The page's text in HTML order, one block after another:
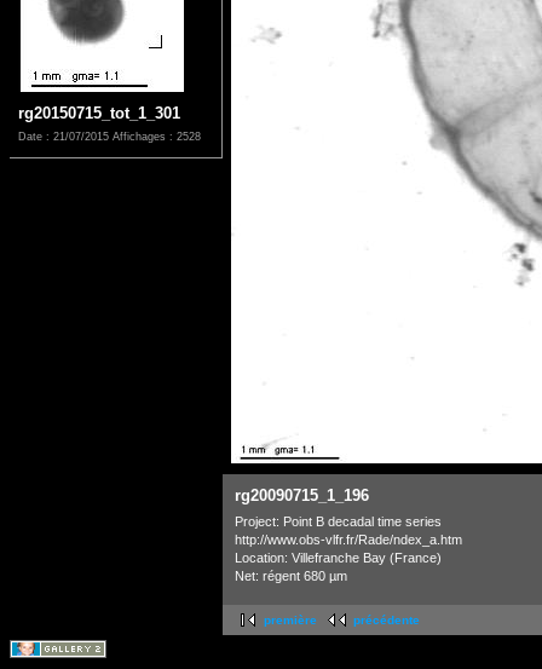
rg20150715_tot_1_301
Date : 21/07/2015 Affichages : 2528
rg20090715_1_196
Project: Point B decadal time series
http://www.obs-vlfr.fr/Rade/ndex_a.htm
Location: Villefranche Bay (France)
Net: régent 680 µm
première précédente